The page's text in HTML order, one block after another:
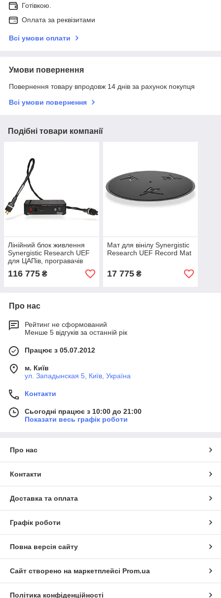
Готівкою.
Оплата за реквізитами
Всі умови оплати
Умови повернення
Повернення товару впродовж 14 днів за рахунок покупця
Всі умови повернення
Подібні товари компанії
Лінійний блок живлення
Synergistic Research UEF
для ЦАПів, програвачів
вінілу, муз серверів ( Roon
Nucleus)
116 775 ₴
Мат для вінілу Synergistic
Research UEF Record Mat
17 775₴
Про нас
Рейтинг не сформований
Менше 5 відгуків за останній рік
Працює з 05.07.2012
м. Київ
ул. Западынская 5, Київ, Україна
Контакти
Сьогодні працює з 10:00 до 21:00
Показати весь графік роботи
Про нас
Контакти
Доставка та оплата
Графік роботи
Повна версія сайту
Сайт створено на маркетплейсі Prom.ua
Політика конфіденційності